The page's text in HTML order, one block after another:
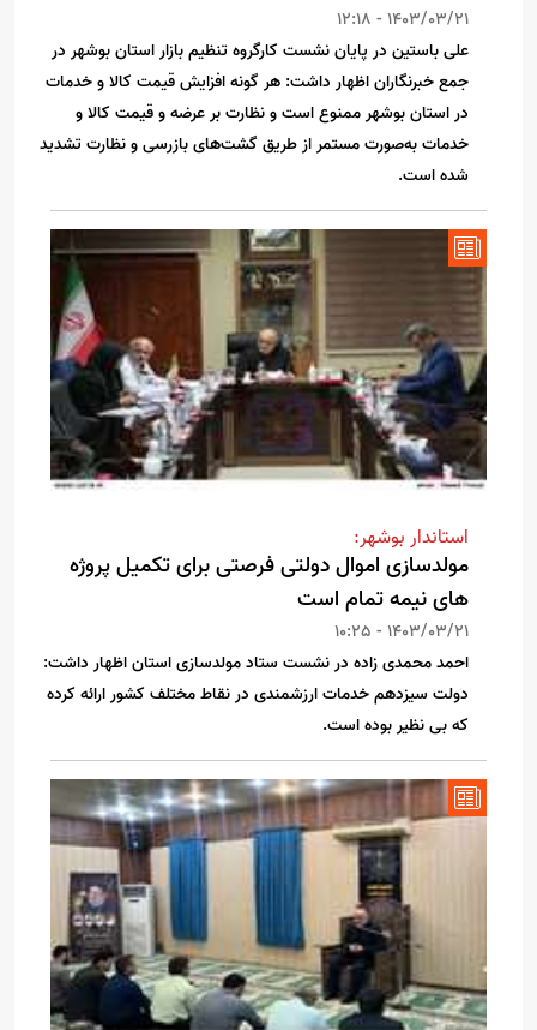
1403/03/21 - 12:18
علی باستین در پایان نشست کارگروه تنظیم بازار استان بوشهر در
جمع خبرنگاران اظهار داشت: هر گونه افزایش قیمت کالا و خدمات
در استان بوشهر ممنوع است و نظارت بر عرضه و قیمت کالا و
خدمات به‌صورت مستمر از طریق گشت‌های بازرسی و نظارت تشدید
شده است.
استاندار بوشهر:
مولدسازی اموال دولتی فرصتی برای تکمیل پروژه
های نیمه تمام است
1403/03/21 - 10:25
احمد محمدی زاده در نشست ستاد مولدسازی استان اظهار داشت:
دولت سیزدهم خدمات ارزشمندی در نقاط مختلف کشور ارائه کرده
که بی نظیر بوده است.